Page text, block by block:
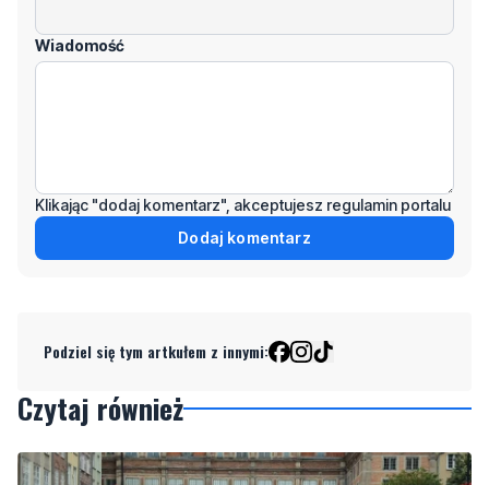
Odpowiedz
Podziel się tym artkułem z innymi: